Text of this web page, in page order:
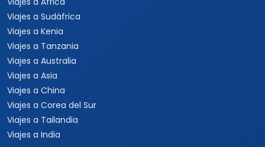
Viajes a Sudáfrica
Viajes a Kenia
Viajes a Tanzania
Viajes a Australia
Viajes a Asia
Viajes a China
Viajes a Corea del Sur
Viajes a Tailandia
Viajes a India